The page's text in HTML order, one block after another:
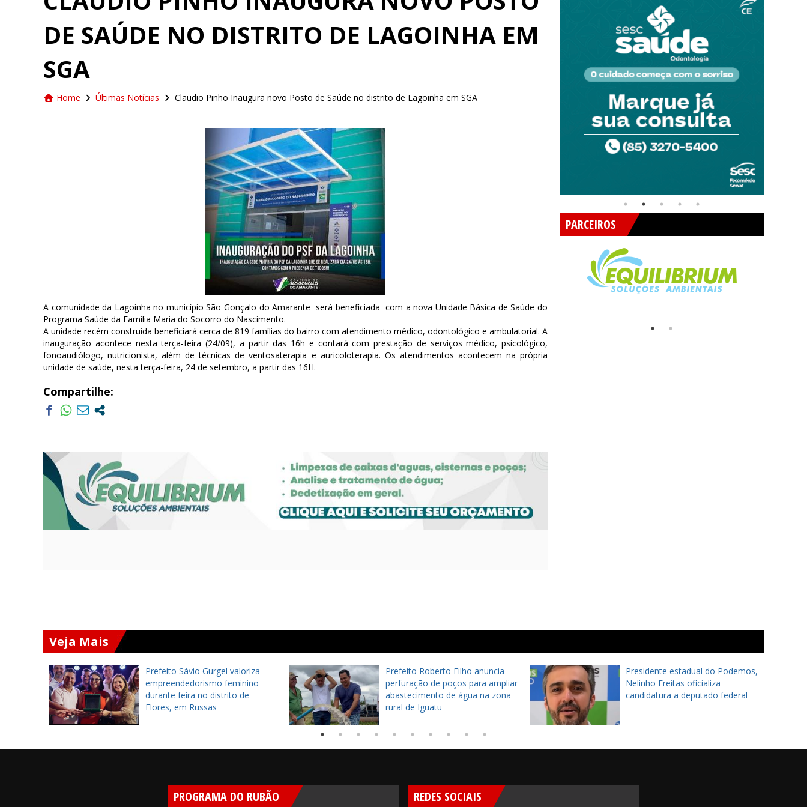
DE SAÚDE NO DISTRITO DE LAGOINHA EM
SGA
Home Últimas Notícias Claudio Pinho Inaugura novo Posto de Saúde no distrito de Lagoinha em SGA
A comunidade da Lagoinha no município São Gonçalo do Amarante será beneficiada com a nova Unidade Básica de Saúde do
Programa Saúde da Família Maria do Socorro do Nascimento.
A unidade recém construída beneficiará cerca de 819 famílias do bairro com atendimento médico, odontológico e ambulatorial. A
inauguração acontece nesta terça-feira (24/09), a partir das 16h e contará com prestação de serviços médico, psicológico,
fonoaudiólogo, nutricionista, além de técnicas de ventosaterapia e auricoloterapia. Os atendimentos acontecem na própria
unidade de saúde, nesta terça-feira, 24 de setembro, a partir das 16H.
Compartilhe:
PARCEIROS
Veja Mais
Prefeito Sávio Gurgel valoriza
empreendedorismo feminino
durante feira no distrito de
Flores, em Russas
Prefeito Roberto Filho anuncia
perfuração de poços para ampliar
abastecimento de água na zona
rural de Iguatu
Presidente estadual do Podemos,
Nelinho Freitas oficializa
candidatura a deputado federal
PROGRAMA DO RUBÃO REDES SOCIAIS